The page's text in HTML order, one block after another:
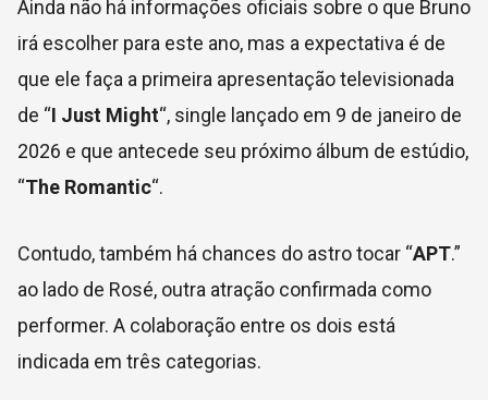
Ainda não há informações oficiais sobre o que Bruno
irá escolher para este ano, mas a expectativa é de
que ele faça a primeira apresentação televisionada
de “I Just Might“, single lançado em 9 de janeiro de
2026 e que antecede seu próximo álbum de estúdio,
“The Romantic“.
Contudo, também há chances do astro tocar “APT.”
ao lado de Rosé, outra atração confirmada como
performer. A colaboração entre os dois está
indicada em três categorias.